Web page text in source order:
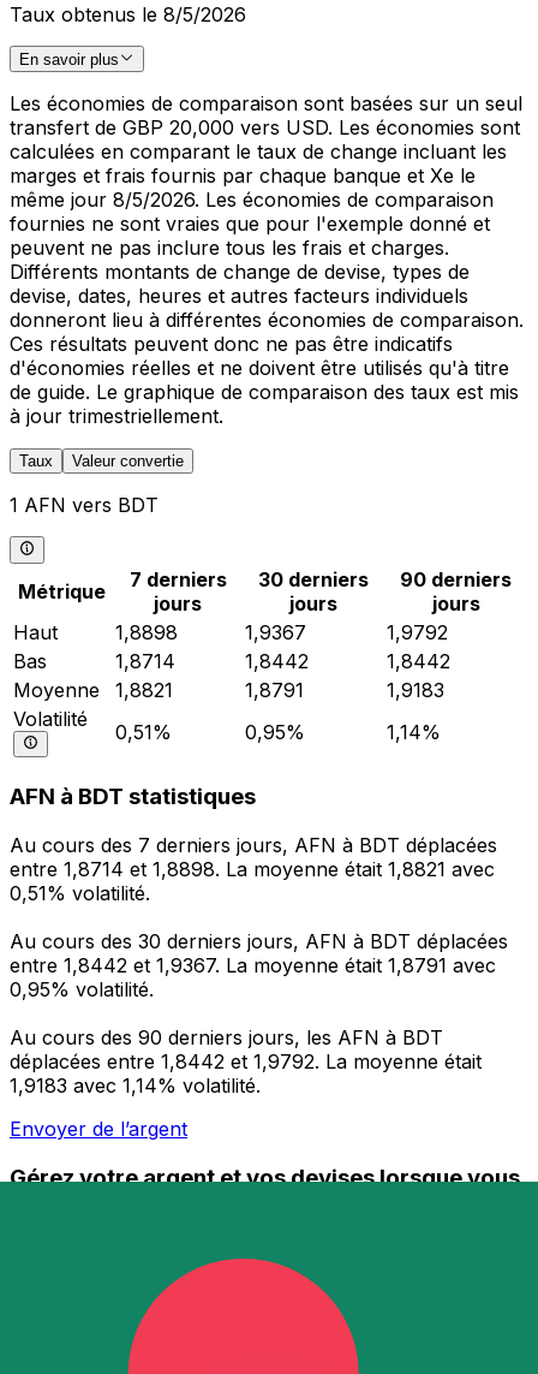
Taux obtenus le 8/5/2026
En savoir plus
Les économies de comparaison sont basées sur un seul
transfert de GBP 20,000 vers USD. Les économies sont
calculées en comparant le taux de change incluant les
marges et frais fournis par chaque banque et Xe le
même jour 8/5/2026. Les économies de comparaison
fournies ne sont vraies que pour l'exemple donné et
peuvent ne pas inclure tous les frais et charges.
Différents montants de change de devise, types de
devise, dates, heures et autres facteurs individuels
donneront lieu à différentes économies de comparaison.
Ces résultats peuvent donc ne pas être indicatifs
d'économies réelles et ne doivent être utilisés qu'à titre
de guide. Le graphique de comparaison des taux est mis
à jour trimestriellement.
Taux Valeur convertie
1 AFN vers BDT
Métrique
7 derniers
jours
30 derniers
jours
90 derniers
jours
Haut
1,8898 1,9367
1,9792
Bas
1,8714 1,8442
1,8442
Moyenne
1,8821 1,8791
1,9183
Volatilité
0,51% 0,95% 1,14%
AFN à BDT statistiques
Au cours des 7 derniers jours, AFN à BDT déplacées
entre 1,8714 et 1,8898. La moyenne était 1,8821 avec
0,51% volatilité.
Au cours des 30 derniers jours, AFN à BDT déplacées
entre 1,8442 et 1,9367. La moyenne était 1,8791 avec
0,95% volatilité.
Au cours des 90 derniers jours, les AFN à BDT
déplacées entre 1,8442 et 1,9792. La moyenne était
1,9183 avec 1,14% volatilité.
Envoyer de l’argent
Gérez votre argent et vos devises lorsque vous
L'application Xe réunit toutes les fonctionnalités
nécessaires pour vos transferts d'argent internationaux
et la gestion de vos devises. Convertissez des devises,
programmez des alertes de taux et transférez de
l'argent à l'étranger sans frais cachés. Téléchargez